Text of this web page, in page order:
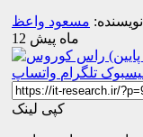
نویسنده: مسعود واعظ
12 ماه پیش
تلگرام واتساپ
کپی لینک